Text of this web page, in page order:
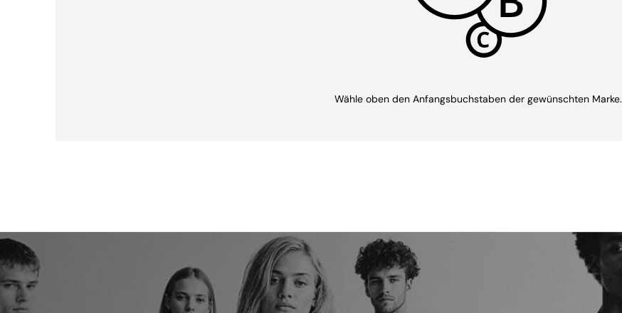
Wähle oben den Anfangsbuchstaben der gewünschten Marke.